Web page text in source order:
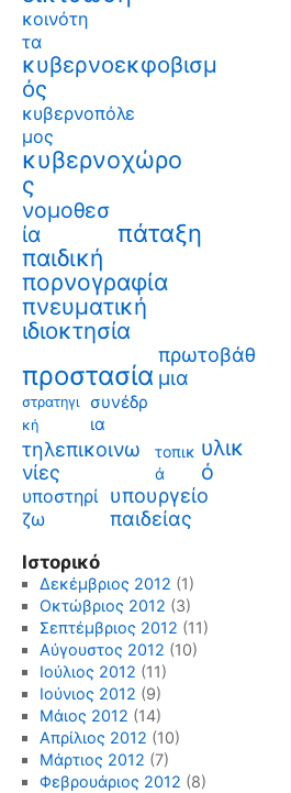
κοινότη
τα
κυβερνοεκφοβισμ
ός
κυβερνοπόλε
μος
κυβερνοχώρο
ς
νομοθεσ
ία
πάταξη
παιδική
πορνογραφία
πνευματική
ιδιοκτησία
προστασία
πρωτοβάθ
μια
στρατηγι
κή
συνέδρ
ια
τηλεπικοινω
νίες
τοπικ
ά
υλικ
ό
υποστηρί
ζω
υπουργείο
παιδείας
Ιστορικό
Δεκέμβριος 2012 (1)
Οκτώβριος 2012 (3)
Σεπτέμβριος 2012 (11)
Αύγουστος 2012 (10)
Ιούλιος 2012 (11)
Ιούνιος 2012 (9)
Μάιος 2012 (14)
Απρίλιος 2012 (10)
Μάρτιος 2012 (7)
Φεβρουάριος 2012 (8)